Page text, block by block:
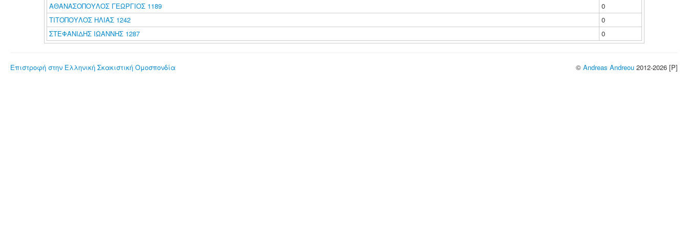
ΑΘΑΝΑΣΟΠΟΥΛΟΣ ΓΕΩΡΓΙΟΣ 1189
0
ΤΙΤΟΠΟΥΛΟΣ ΗΛΙΑΣ 1242
0
ΣΤΕΦΑΝΙΔΗΣ ΙΩΑΝΝΗΣ 1287
0
Επιστροφή στην Ελληνική Σκακιστική Ομοσπονδία © Andreas Andreou 2012-2026 [P]